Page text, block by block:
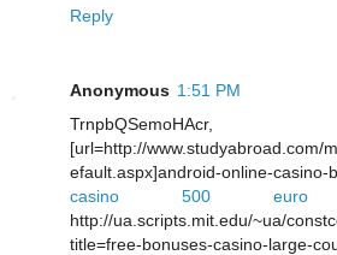
Reply
Anonymous 1:51 PM
TrnpbQSemoHAcr,
[url=http://www.studyabroad.com/
efault.aspx]android-online-casino-
casino 500 euro
http://ua.scripts.mit.edu/~ua/
title=free-bonuses-casino-large-